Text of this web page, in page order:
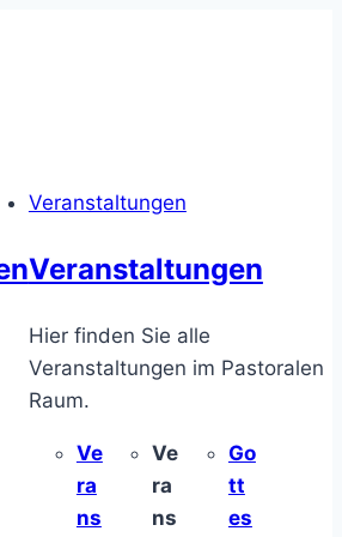
Veranstaltungen
Veranstaltungen
Hier finden Sie alle
Veranstaltungen im Pastoralen
Raum.
Ve
ra
ns
Ve
ra
ns
Go
tt
es